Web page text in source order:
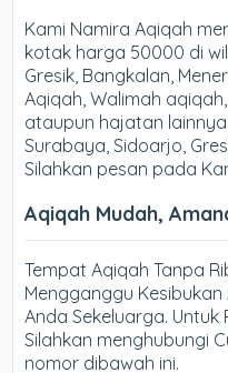
Kami Namira Aqiqah
kotak harga 50000 di
Gresik, Bangkalan,
Aqiqah, Walimah
ataupun hajatan
Surabaya, Sidoarjo,
Silahkan pesan pada
Aqiqah Mudah,
Tempat Aqiqah Tanpa
Mengganggu
Anda Sekeluarga.
Silahkan menghubungi
nomor dibawah ini.